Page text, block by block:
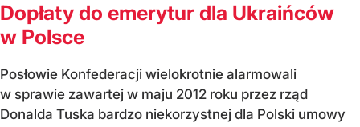
Dopłaty do emerytur dla Ukraińców
w Polsce
Posłowie Konfederacji wielokrotnie alarmowali
w sprawie zawartej w maju 2012 roku przez rząd
Donalda Tuska bardzo niekorzystnej dla Polski umowy